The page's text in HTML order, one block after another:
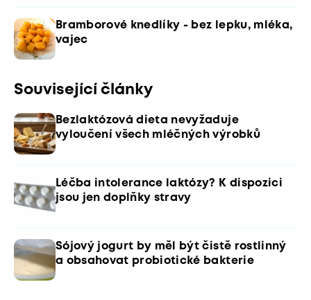
Bramborové knedlíky - bez lepku, mléka,
vajec
Související články
Bezlaktózová dieta nevyžaduje
vyloučení všech mléčných výrobků
Léčba intolerance laktózy? K dispozici
jsou jen doplňky stravy
Sójový jogurt by měl být čistě rostlinný
a obsahovat probiotické bakterie